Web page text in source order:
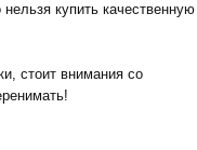
купить качественную
стоит внимания со